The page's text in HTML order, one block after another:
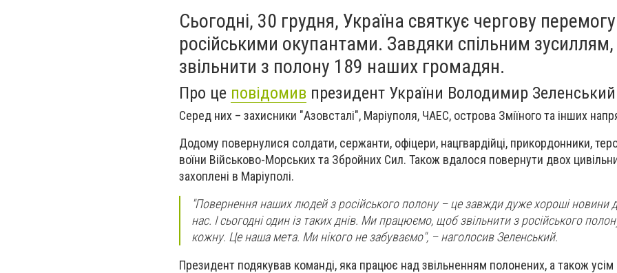
Сьогодні, 30 грудня, Україна святкує чергову
російськими окупантами. Завдяки спільним
звільнити з полону 189 наших громадян.
Про це повідомив президент України Володимир
Серед них – захисники "Азовсталі", Маріуполя, ЧАЕС, острова Зміїного та інших
Додому повернулися солдати, сержанти, офіцери, нацгвардійці, прикордонники,
воїни Військово-Морських та Збройних Сил. Також вдалося повернути двох
захоплені в Маріуполі.
"Повернення наших людей з російського полону – це завжди дуже хороші новини
нас. І сьогодні один із таких днів. Ми працюємо, щоб звільнити з російського
кожну. Це наша мета. Ми нікого не забуваємо", – наголосив Зеленський.
Президент подякував команді, яка працює над звільненням полонених, а також